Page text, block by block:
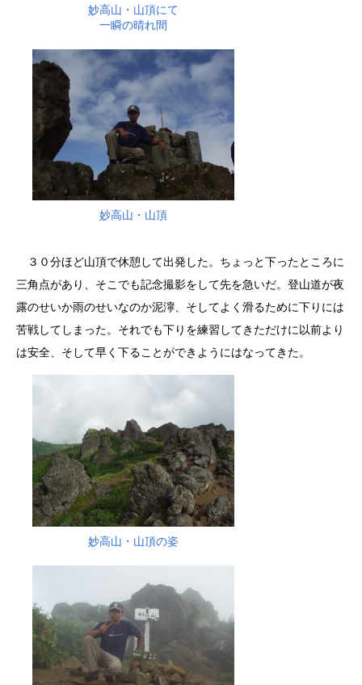
妙高山・山頂にて
一瞬の晴れ間
妙高山・山頂
３０分ほど山頂で休憩して出発した。ちょっと下ったところに
三角点があり、そこでも記念撮影をして先を急いだ。登山道が夜
露のせいか雨のせいなのか泥濘、そしてよく滑るために下りには
苦戦してしまった。それでも下りを練習してきただけに以前より
は安全、そして早く下ることができようにはなってきた。
妙高山・山頂の姿